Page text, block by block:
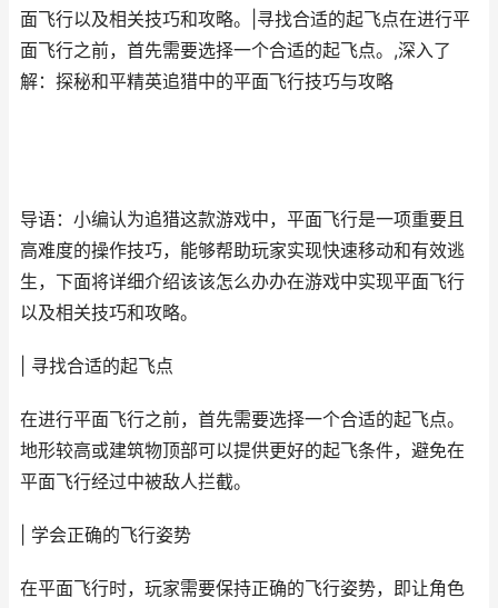
面飞行以及相关技巧和攻略。|寻找合适的起飞点在进行平
面飞行之前，首先需要选择一个合适的起飞点。,深入了
解：探秘和平精英追猎中的平面飞行技巧与攻略
导语：小编认为追猎这款游戏中，平面飞行是一项重要且
高难度的操作技巧，能够帮助玩家实现快速移动和有效逃
生，下面将详细介绍该该怎么办办在游戏中实现平面飞行
以及相关技巧和攻略。
| 寻找合适的起飞点
在进行平面飞行之前，首先需要选择一个合适的起飞点。
地形较高或建筑物顶部可以提供更好的起飞条件，避免在
平面飞行经过中被敌人拦截。
| 学会正确的飞行姿势
在平面飞行时，玩家需要保持正确的飞行姿势，即让角色